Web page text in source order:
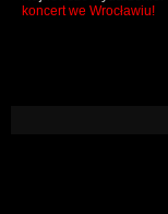
koncert we Wrocławiu!